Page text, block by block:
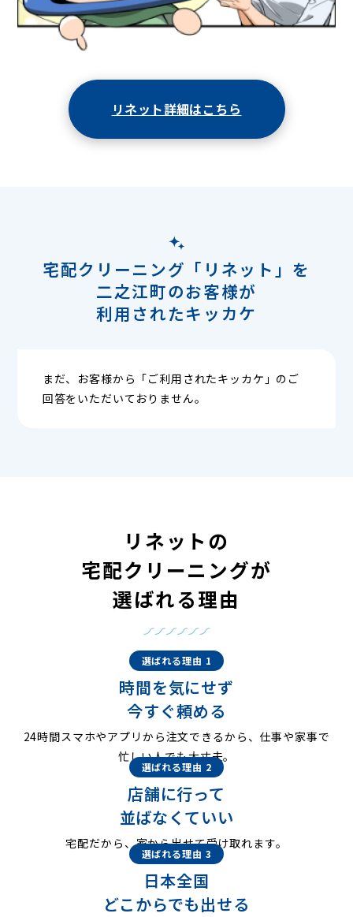
リネット詳細はこちら
宅配クリーニング「リネット」を
二之江町のお客様が
利用されたキッカケ
まだ、お客様から「ご利用されたキッカケ」のご
回答をいただいておりません。
リネットの
宅配クリーニングが
選ばれる理由
選ばれる理由 1
時間を気にせず
今すぐ頼める
24時間スマホやアプリから注文できるから、仕事や家事で
忙しい人でも大丈夫。
選ばれる理由 2
店舗に行って
並ばなくていい
宅配だから、家から出せて受け取れます。
選ばれる理由 3
日本全国
どこからでも出せる